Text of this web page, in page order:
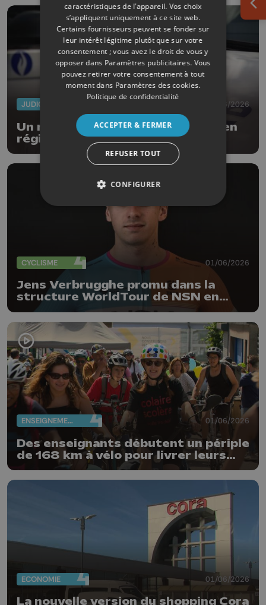
JUDICIAIRE 12/06/2026
Un réseau impliqué dans 70 vols en
région liégeoise !
CYCLISME 01/06/2026
Jens Verbrugghe promu dans la
structure WorldTour de NSN en
2027
ENSEIGNEMENT 01/06/2026
Des enseignants débutent un périple
de 168 km à vélo pour livrer leurs
revendications
ECONOMIE 01/06/2026
La nouvelle version du shopping Cora
caractéristiques de l’appareil. Vos choix
s’appliquent uniquement à ce site web.
Certains fournisseurs peuvent se fonder sur
leur intérêt légitime plutôt que sur votre
consentement ; vous avez le droit de vous y
opposer dans Paramètres publicitaires. Vous
pouvez retirer votre consentement à tout
moment dans Paramètres des cookies.
Politique de confidentialité
ACCEPTER & FERMER
REFUSER TOUT
CONFIGURER